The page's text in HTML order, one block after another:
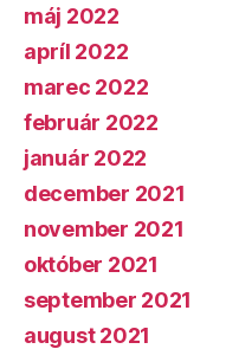
máj 2022
apríl 2022
marec 2022
február 2022
január 2022
december 2021
november 2021
október 2021
september 2021
august 2021